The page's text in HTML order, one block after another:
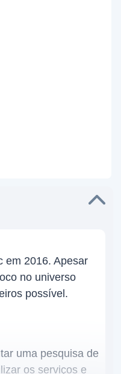
em 2016. Apesar
no universo
possível.
uma pesquisa de
os serviços e